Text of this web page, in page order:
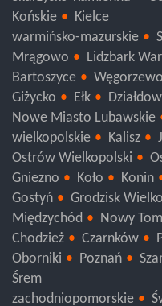
Skarżysko-Kamienna
Końskie
Kielce
warmińsko-mazurskie
Mrągowo
Lidzbark
Bartoszyce
Giżycko
Ełk
Nowe Miasto Lubawskie
wielkopolskie
Kalisz
Ostrów Wielkopolski
Gniezno
Koło Konin
Gostyń
Grodzisk
Międzychód
Nowy
Chodzież
Czarnków
Oborniki
Śrem